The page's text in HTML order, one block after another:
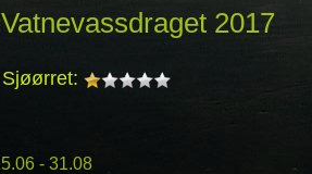
2017
Sjøørret:
- 31.08